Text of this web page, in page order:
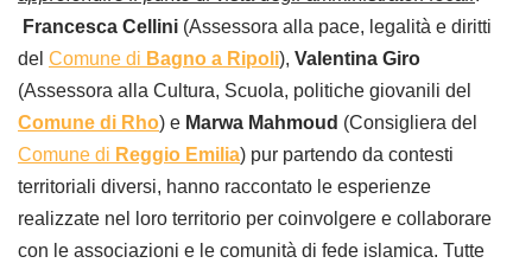
Francesca Cellini (Assessora alla pace, legalità e diritti
del Comune di Bagno a Ripoli), Valentina Giro
(Assessora alla Cultura, Scuola, politiche giovanili del
Comune di Rho) e Marwa Mahmoud (Consigliera del
Comune di Reggio Emilia) pur partendo da contesti
territoriali diversi, hanno raccontato le esperienze
realizzate nel loro territorio per coinvolgere e collaborare
con le associazioni e le comunità di fede islamica. Tutte